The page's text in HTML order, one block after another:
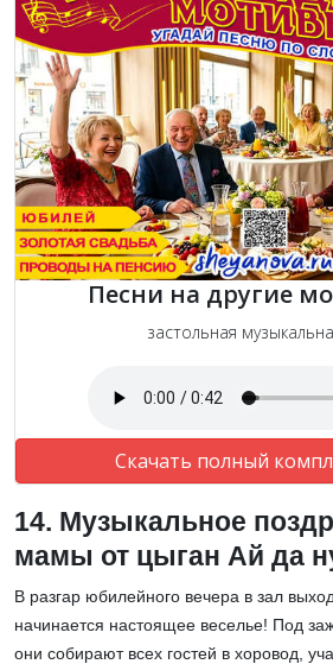
Песни на другие
застольная
Скачать полный
14. Музыкальное
мамы от цыган Ай да
В разгар юбилейного вечера в зал
начинается настоящее веселье! Под
они собирают всех гостей в хоровод,